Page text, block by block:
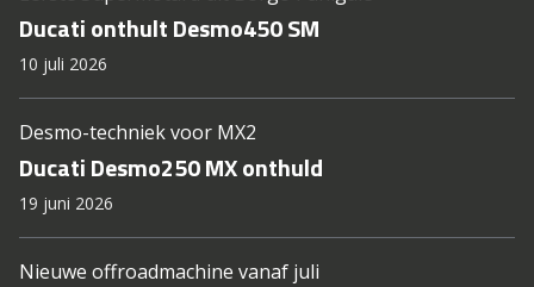
Ducati onthult Desmo450 SM
10 juli 2026
Desmo-techniek voor MX2
Ducati Desmo250 MX onthuld
19 juni 2026
Nieuwe offroadmachine vanaf juli